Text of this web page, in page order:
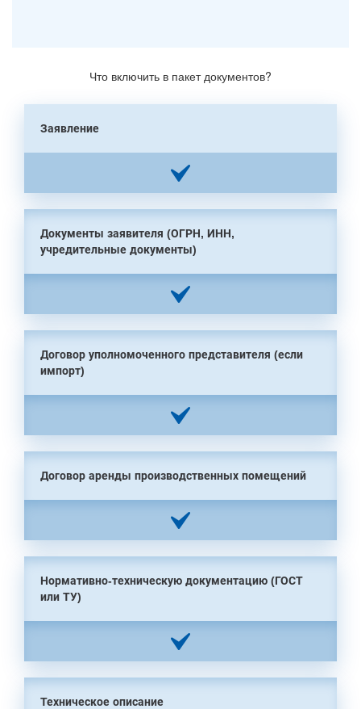
Что включить в пакет документов?
Заявление
Документы заявителя (ОГРН, ИНН,
учредительные документы)
Договор уполномоченного представителя (если
импорт)
Договор аренды производственных помещений
Нормативно-техническую документацию (ГОСТ
или ТУ)
Техническое описание